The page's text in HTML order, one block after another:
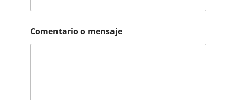
Comentario o mensaje